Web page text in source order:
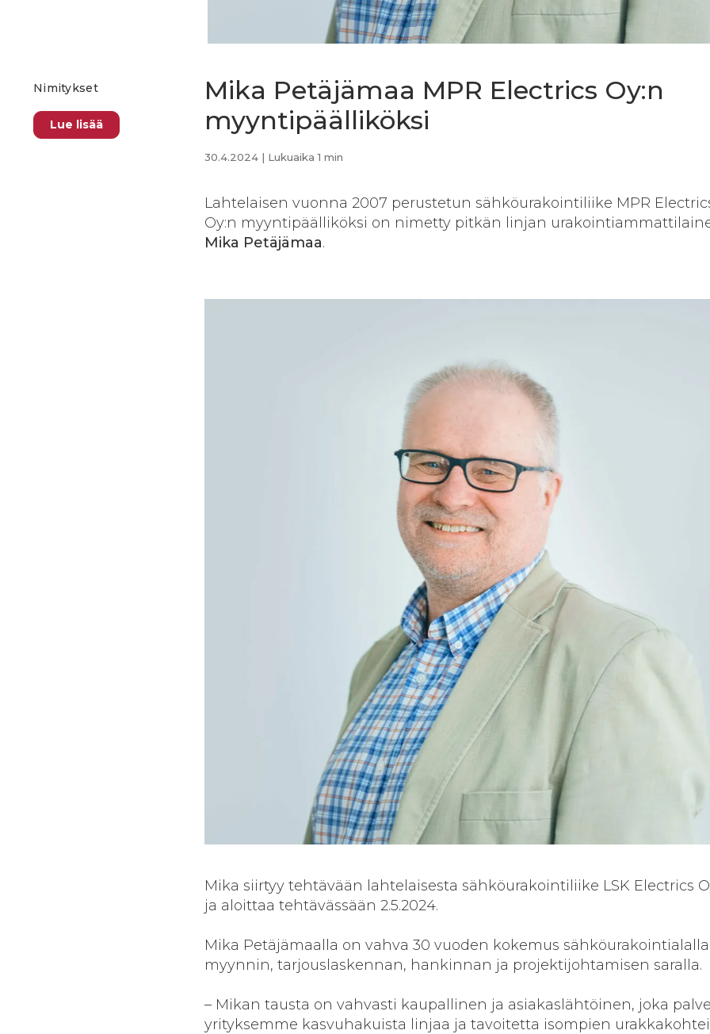
Nimitykset
Lue lisää
Mika Petäjämaa MPR Electrics Oy:n
myyntipäälliköksi
30.4.2024 | Lukuaika 1 min
Lahtelaisen vuonna 2007 perustetun sähköurakointiliike MPR
Oy:n myyntipäälliköksi on nimetty pitkän linjan
Mika Petäjämaa.
Mika siirtyy tehtävään lahtelaisesta sähköurakointiliike LSK Electrics
ja aloittaa tehtävässään 2.5.2024.
Mika Petäjämaalla on vahva 30 vuoden kokemus
myynnin, tarjouslaskennan, hankinnan ja projektijohtamisen saralla.
– Mikan tausta on vahvasti kaupallinen ja asiakaslähtöinen, joka
yrityksemme kasvuhakuista linjaa ja tavoitetta isompien